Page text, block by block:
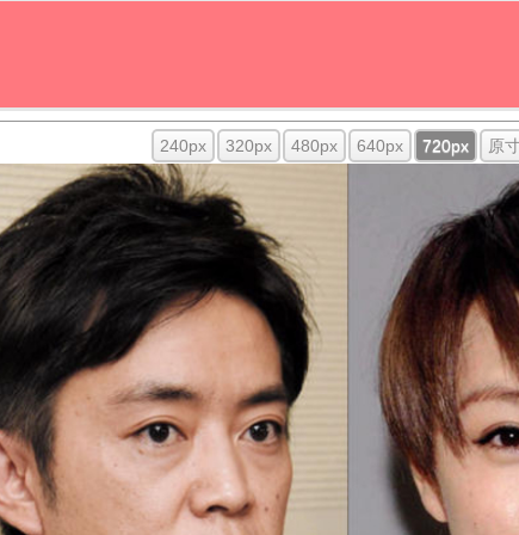
240px 320px 480px 640px 720px 原